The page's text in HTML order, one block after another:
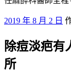
發
於
2019 年 8 月 2 日
除痘淡疤有
所